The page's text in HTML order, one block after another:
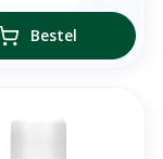
Bestel